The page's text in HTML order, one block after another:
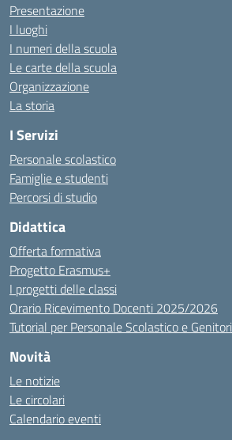
Presentazione
I luoghi
I numeri della scuola
Le carte della scuola
Organizzazione
La storia
I Servizi
Personale scolastico
Famiglie e studenti
Percorsi di studio
Didattica
Offerta formativa
Progetto Erasmus+
I progetti delle classi
Orario Ricevimento Docenti 2025/2026
Tutorial per Personale Scolastico e Genitori
Novità
Le notizie
Le circolari
Calendario eventi